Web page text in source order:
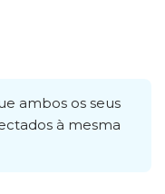
ambos os seus
à mesma